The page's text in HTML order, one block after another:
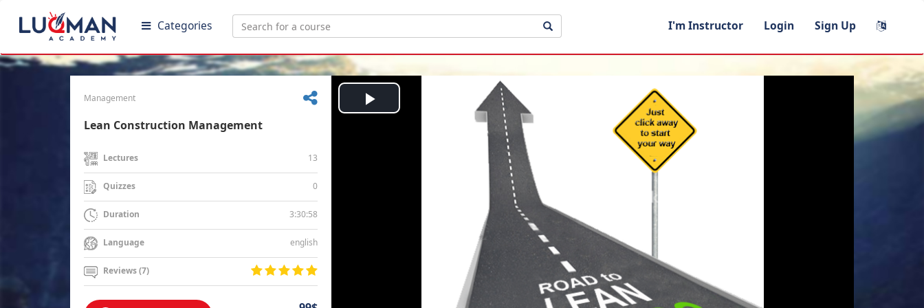
Categories I'm Instructor Login Sign Up
Management
Lean Construction Management
Lectures 13
Quizzes 0
Duration 3:30:58
Language english
Reviews (7)
Play